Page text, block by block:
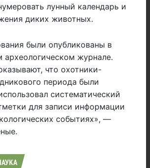
лунный календарь и
диких животных.
были опубликованы в
журнале.
что охотники-
периода были
систематический
для записи информации
событиях», —